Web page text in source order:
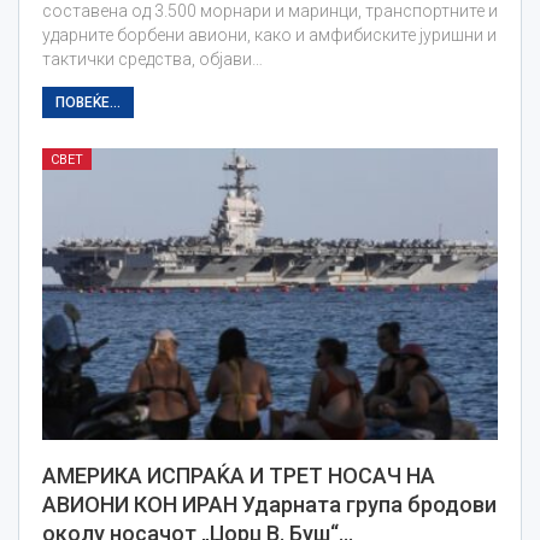
составена од 3.500 морнари и маринци, транспортните и
ударните борбени авиони, како и амфибиските јуришни и
тактички средства, објави…
ПОВЕЌЕ...
СВЕТ
АМЕРИКА ИСПРАЌА И ТРЕТ НОСАЧ НА
АВИОНИ КОН ИРАН Ударната група бродови
околу носачот „Џорџ В. Буш“…